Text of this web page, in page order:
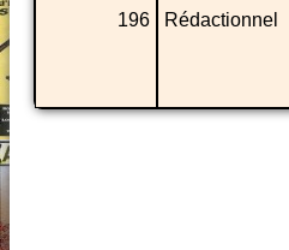
196 Rédactionnel